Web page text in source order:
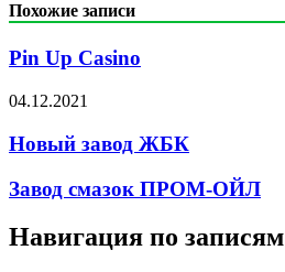
Похожие записи
Pin Up Casino
04.12.2021
Новый завод ЖБК
Завод смазок ПРОМ-ОЙЛ
Навигация по записям